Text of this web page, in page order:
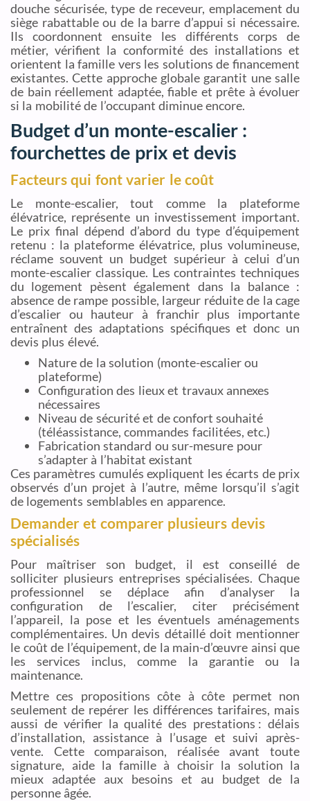
douche sécurisée, type de receveur, emplacement du
siège rabattable ou de la barre d’appui si nécessaire.
Ils coordonnent ensuite les différents corps de
métier, vérifient la conformité des installations et
orientent la famille vers les solutions de financement
existantes. Cette approche globale garantit une salle
de bain réellement adaptée, fiable et prête à évoluer
si la mobilité de l’occupant diminue encore.
Budget d’un monte-escalier :
fourchettes de prix et devis
Facteurs qui font varier le coût
Le monte-escalier, tout comme la plateforme
élévatrice, représente un investissement important.
Le prix final dépend d’abord du type d’équipement
retenu : la plateforme élévatrice, plus volumineuse,
réclame souvent un budget supérieur à celui d’un
monte-escalier classique. Les contraintes techniques
du logement pèsent également dans la balance :
absence de rampe possible, largeur réduite de la cage
d’escalier ou hauteur à franchir plus importante
entraînent des adaptations spécifiques et donc un
devis plus élevé.
Nature de la solution (monte-escalier ou
plateforme)
Configuration des lieux et travaux annexes
nécessaires
Niveau de sécurité et de confort souhaité
(téléassistance, commandes facilitées, etc.)
Fabrication standard ou sur-mesure pour
s’adapter à l’habitat existant
Ces paramètres cumulés expliquent les écarts de prix
observés d’un projet à l’autre, même lorsqu’il s’agit
de logements semblables en apparence.
Demander et comparer plusieurs devis
spécialisés
Pour maîtriser son budget, il est conseillé de
solliciter plusieurs entreprises spécialisées. Chaque
professionnel se déplace afin d’analyser la
configuration de l’escalier, citer précisément
l’appareil, la pose et les éventuels aménagements
complémentaires. Un devis détaillé doit mentionner
le coût de l’équipement, de la main-d’œuvre ainsi que
les services inclus, comme la garantie ou la
maintenance.
Mettre ces propositions côte à côte permet non
seulement de repérer les différences tarifaires, mais
aussi de vérifier la qualité des prestations : délais
d’installation, assistance à l’usage et suivi après-
vente. Cette comparaison, réalisée avant toute
signature, aide la famille à choisir la solution la
mieux adaptée aux besoins et au budget de la
personne âgée.